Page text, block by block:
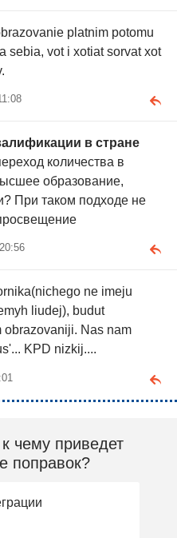
platnim potomu
sebia, vot i xotiat sorvat xot
в стране
количества в
образование,
При таком подходе не
ne imeju
liudej), budut
obrazovaniji. Nas nam
KPD nizkij....
чему приведет
поправок?